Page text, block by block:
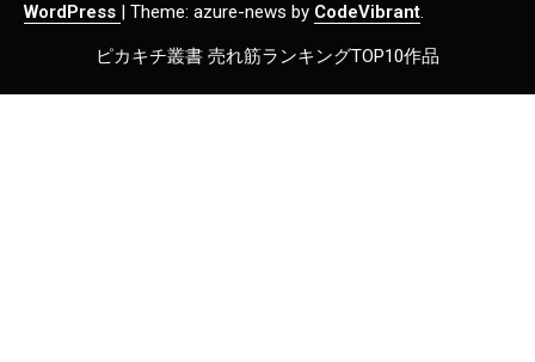
WordPress | Theme: azure-news by CodeVibrant.
ピカキチ叢書 売れ筋ランキングTOP10作品